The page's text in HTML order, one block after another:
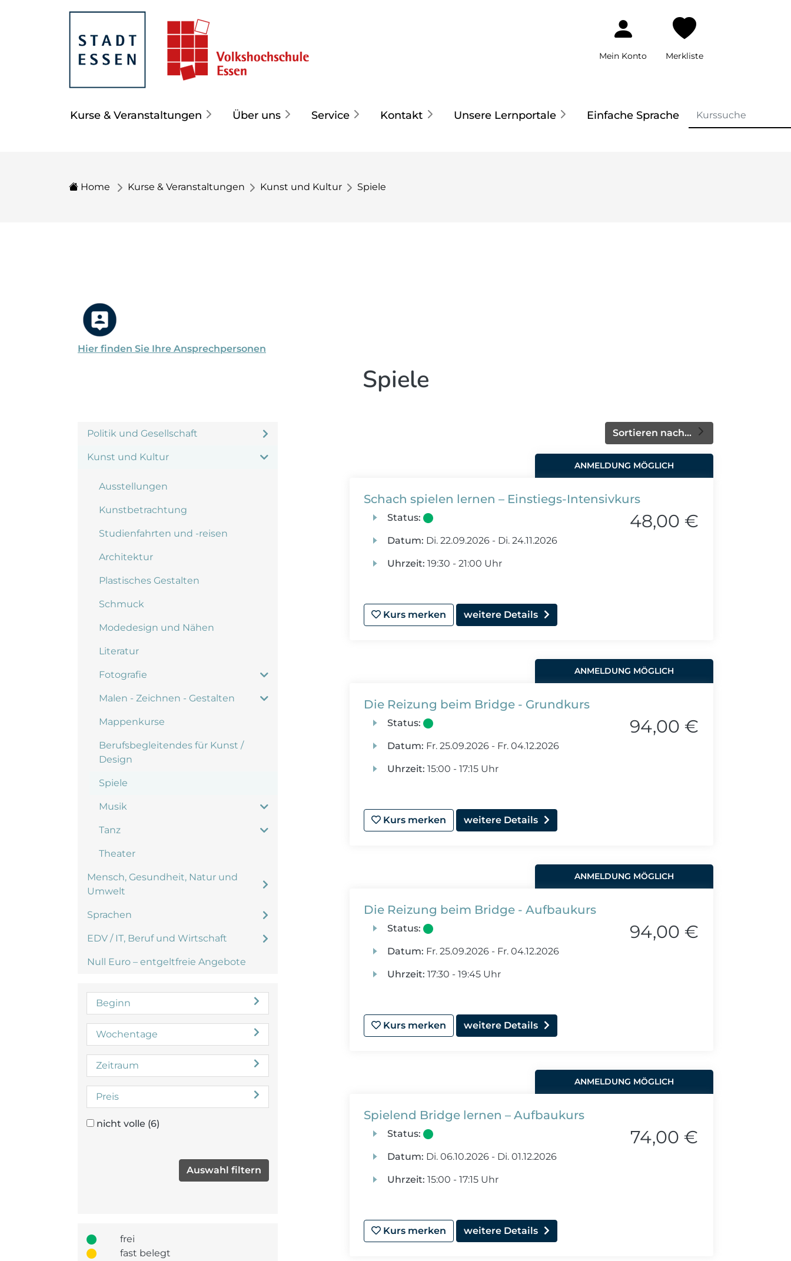
Mein Konto Merkliste
Kurse & Veranstaltungen Über uns Service Kontakt Unsere Lernportale Einfache Sprache
Home Kurse & Veranstaltungen Kunst und Kultur Spiele
Hier finden Sie Ihre Ansprechpersonen
Spiele
Politik und Gesellschaft
Kunst und Kultur
Ausstellungen
Kunstbetrachtung
Studienfahrten und -reisen
Architektur
Plastisches Gestalten
Schmuck
Modedesign und Nähen
Literatur
Fotografie
Malen - Zeichnen - Gestalten
Mappenkurse
Berufsbegleitendes für Kunst /
Design
Spiele
Musik
Tanz
Theater
Mensch, Gesundheit, Natur und
Umwelt
Sprachen
EDV / IT, Beruf und Wirtschaft
Null Euro – entgeltfreie Angebote
Beginn
Wochentage
Zeitraum
Preis
nicht volle (6)
frei
fast belegt
Sortieren nach...
ANMELDUNG MÖGLICH
Schach spielen lernen – Einstiegs-Intensivkurs
Status:
Datum: Di.22.09.2026 - Di.24.11.2026
Uhrzeit: 19:30 - 21:00 Uhr
48,00 €
Kurs merken weitere Details
ANMELDUNG MÖGLICH
Die Reizung beim Bridge - Grundkurs
Status:
Datum: Fr.25.09.2026 - Fr.04.12.2026
Uhrzeit: 15:00 - 17:15 Uhr
94,00 €
Kurs merken weitere Details
ANMELDUNG MÖGLICH
Die Reizung beim Bridge - Aufbaukurs
Status:
Datum: Fr.25.09.2026 - Fr.04.12.2026
Uhrzeit: 17:30 - 19:45 Uhr
94,00 €
Kurs merken weitere Details
ANMELDUNG MÖGLICH
Spielend Bridge lernen – Aufbaukurs
Status:
Datum: Di.06.10.2026 - Di.01.12.2026
Uhrzeit: 15:00 - 17:15 Uhr
74,00 €
Kurs merken weitere Details